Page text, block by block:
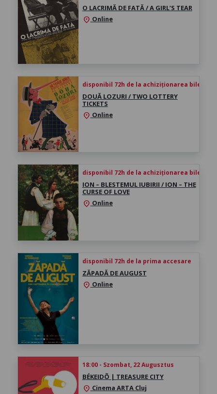
O LACRIMĂ DE FATĂ / A GIRL’S TEAR
location_on Online
disponibil 72h de la achiziționarea biletului
DOUĂ LOZURI / TWO LOTTERY
TICKETS
location_on Online
disponibil 72h de la achiziționarea biletului
ION – BLESTEMUL IUBIRII / ION – THE
CURSE OF LOVE
location_on Online
disponibil 72h de la prima accesare
ZĂPADĂ DE AUGUST
location_on Online
18:00 - Szombat, 22 Augusztus
BÉKEIDÕ | TREASURE CITY
location_on Cinema ARTA Cluj